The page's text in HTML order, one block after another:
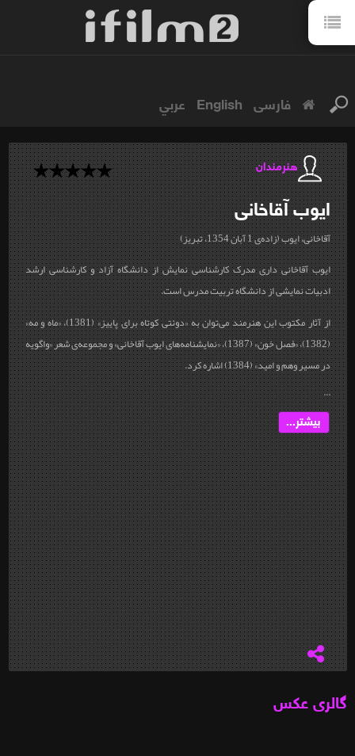
فارسی English عربي
هنرمندان
ایوبآقاخانی
آقاخانی، ایوب (زاده‌ی 1 آبان 1354، تبریز)
ایوب آقاخانی داری مدرک کارشناسی نمایش از دانشگاه آزاد و کارشناسی‌ ارشد
ادبیات نمایشی از دانشگاه تربیت مدرس است.
از آثار مکتوب این هنرمند می‌توان به «دوئتی کوتاه برای پاییز» (1381)، «ماه و مه»
(1382)، «فصل خون» (1387)، «نمایشنامه‌های ایوب آقاخانی» و مجموعه‌‌ی شعر «واگویه
در مسیر وهم و امید» (1384) اشاره کرد.
...
بیشتر...
گالری عکس